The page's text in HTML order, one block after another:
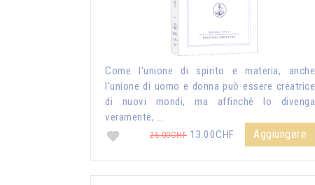
Come l'unione di spirito e materia, anche
l'unione di uomo e donna può essere creatrice
di nuovi mondi, ma affinché lo divenga
veramente, …
26.00CHF 13.00CHF Aggiungere